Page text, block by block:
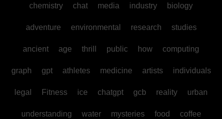
chemistry chat media industry biology
adventure environmental research studies
ancient age thrill public how computing
graph gpt athletes medicine artists individuals
legal Fitness ice chatgpt gcb reality urban
understanding water mysteries food coffee